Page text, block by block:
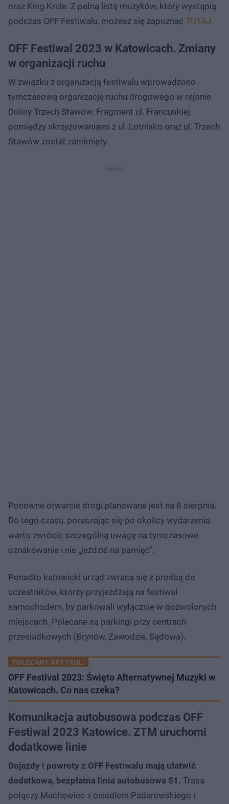
oraz King Krule. Z pełną listą muzyków, który wystąpią
podczas OFF Festiwalu, możesz się zapoznać TUTAJ.
OFF Festiwal 2023 w Katowicach. Zmiany
w organizacji ruchu
W związku z organizacją festiwalu wprowadzono
tymczasową organizację ruchu drogowego w rejonie
Doliny Trzech Stawów. Fragment ul. Francuskiej
pomiędzy skrzyżowaniami z ul. Lotnisko oraz ul. Trzech
Stawów został zamknięty.
Ponowne otwarcie drogi planowane jest na 8 sierpnia.
Do tego czasu, poruszając się po okolicy wydarzenia
warto zwrócić szczególną uwagę na tymczasowe
oznakowanie i nie „jeździć na pamięć".
Ponadto katowicki urząd zwraca się z prośbą do
uczestników, którzy przyjeżdżają na festiwal
samochodem, by parkowali wyłącznie w dozwolonych
miejscach. Polecane są parkingi przy centrach
przesiadkowych (Brynów, Zawodzie, Sądowa).
POLECANY ARTYKUŁ:
OFF Festival 2023: Święto Alternatywnej Muzyki w
Katowicach. Co nas czeka?
Komunikacja autobusowa podczas OFF
Festiwal 2023 Katowice. ZTM uruchomi
dodatkowe linie
Dojazdy i powroty z OFF Festiwalu mają ułatwić
dodatkowa, bezpłatna linia autobusowa S1. Trasa
połączy Muchowiec z osiedlem Paderewskiego i